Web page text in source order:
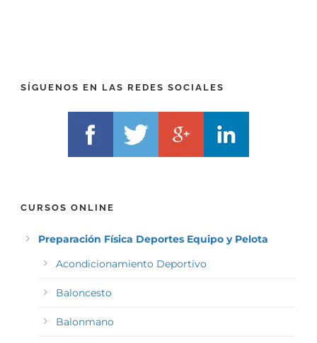
SÍGUENOS EN LAS REDES SOCIALES
CURSOS ONLINE
Preparación Física Deportes Equipo y Pelota
Acondicionamiento Deportivo
Baloncesto
Balonmano